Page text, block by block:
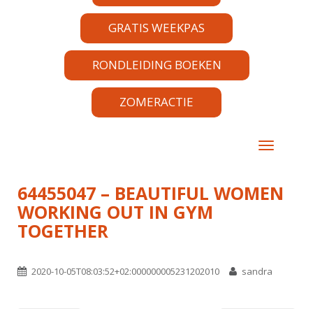
GRATIS WEEKPAS
RONDLEIDING BOEKEN
ZOMERACTIE
TOGGLE
64455047 – BEAUTIFUL WOMEN
WORKING OUT IN GYM
TOGETHER
2020-10-05T08:03:52+02:000000005231202010 sandra